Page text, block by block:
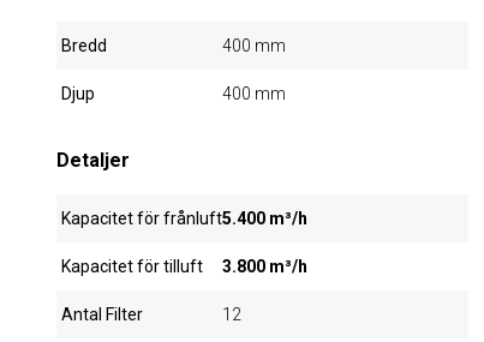
Bredd 400 mm
Djup 400 mm
Detaljer
Kapacitet för frånluft5.400 m³/h
Kapacitet för tilluft 3.800 m³/h
Antal Filter 12